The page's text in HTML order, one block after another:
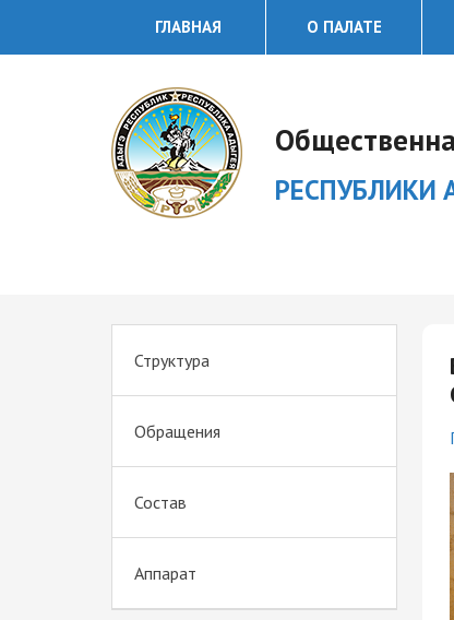
ГЛАВНАЯ О ПАЛАТЕ
РЕСПУБЛИКИ
Структура
Обращения
Состав
Аппарат